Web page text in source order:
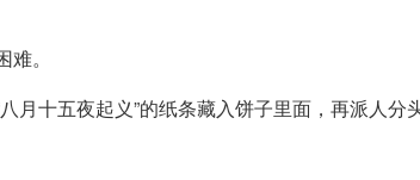
。
月十五夜起义”的纸条藏入饼子里面，再派人